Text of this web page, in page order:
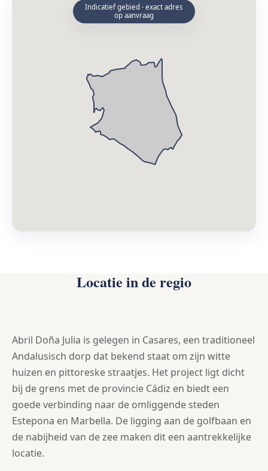
Indicatief gebied · exact adres
op aanvraag
Locatie in de regio
Abril Doña Julia is gelegen in Casares, een traditioneel
Andalusisch dorp dat bekend staat om zijn witte
huizen en pittoreske straatjes. Het project ligt dicht
bij de grens met de provincie Cádiz en biedt een
goede verbinding naar de omliggende steden
Estepona en Marbella. De ligging aan de golfbaan en
de nabijheid van de zee maken dit een aantrekkelijke
locatie.